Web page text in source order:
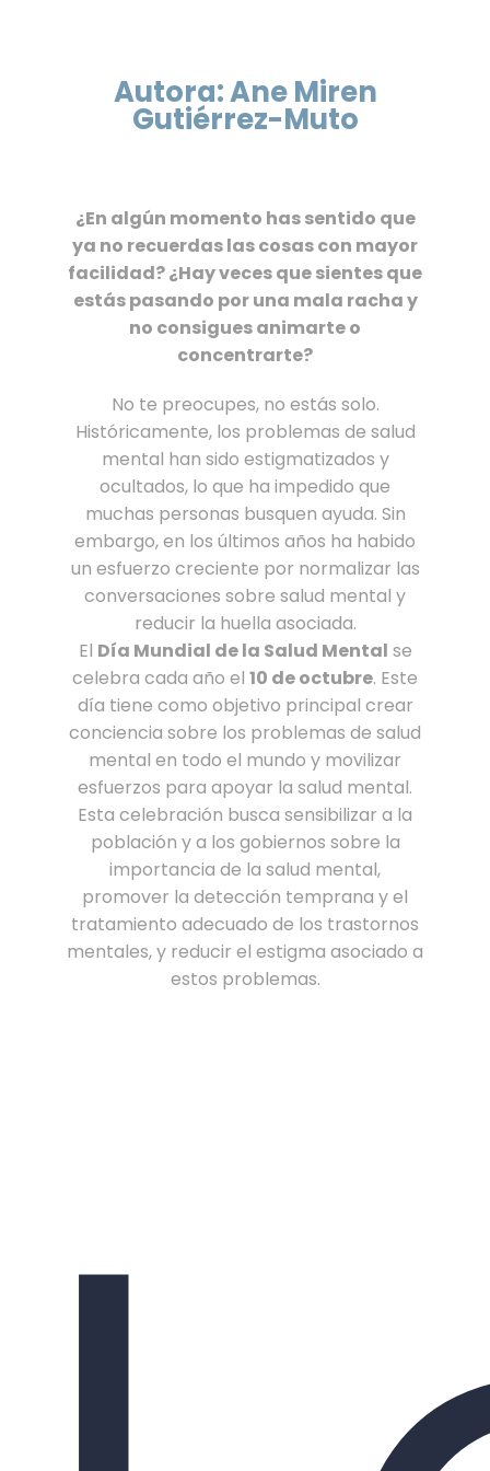
Autora: Ane Miren
Gutiérrez-Muto
¿En algún momento has sentido que
ya no recuerdas las cosas con mayor
facilidad? ¿Hay veces que sientes que
estás pasando por una mala racha y
no consigues animarte o
concentrarte?
No te preocupes, no estás solo.
Históricamente, los problemas de salud
mental han sido estigmatizados y
ocultados, lo que ha impedido que
muchas personas busquen ayuda. Sin
embargo, en los últimos años ha habido
un esfuerzo creciente por normalizar las
conversaciones sobre salud mental y
reducir la huella asociada.
El Día Mundial de la Salud Mental se
celebra cada año el 10 de octubre. Este
día tiene como objetivo principal crear
conciencia sobre los problemas de salud
mental en todo el mundo y movilizar
esfuerzos para apoyar la salud mental.
Esta celebración busca sensibilizar a la
población y a los gobiernos sobre la
importancia de la salud mental,
promover la detección temprana y el
tratamiento adecuado de los trastornos
mentales, y reducir el estigma asociado a
estos problemas.